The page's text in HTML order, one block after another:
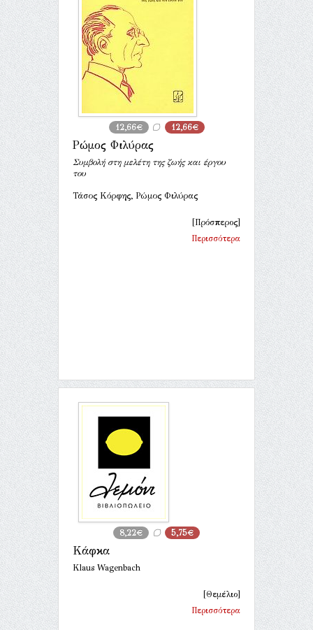
12,66€ 12,66€
Ρώμος Φιλύρας
Συμβολή στη μελέτη της ζωής και έργου
του
Τάσος Κόρφης, Ρώμος Φιλύρας
[Πρόσπερος]
Περισσότερα
8,22€ 5,75€
Κάφκα
Klaus Wagenbach
[Θεμέλιο]
Περισσότερα